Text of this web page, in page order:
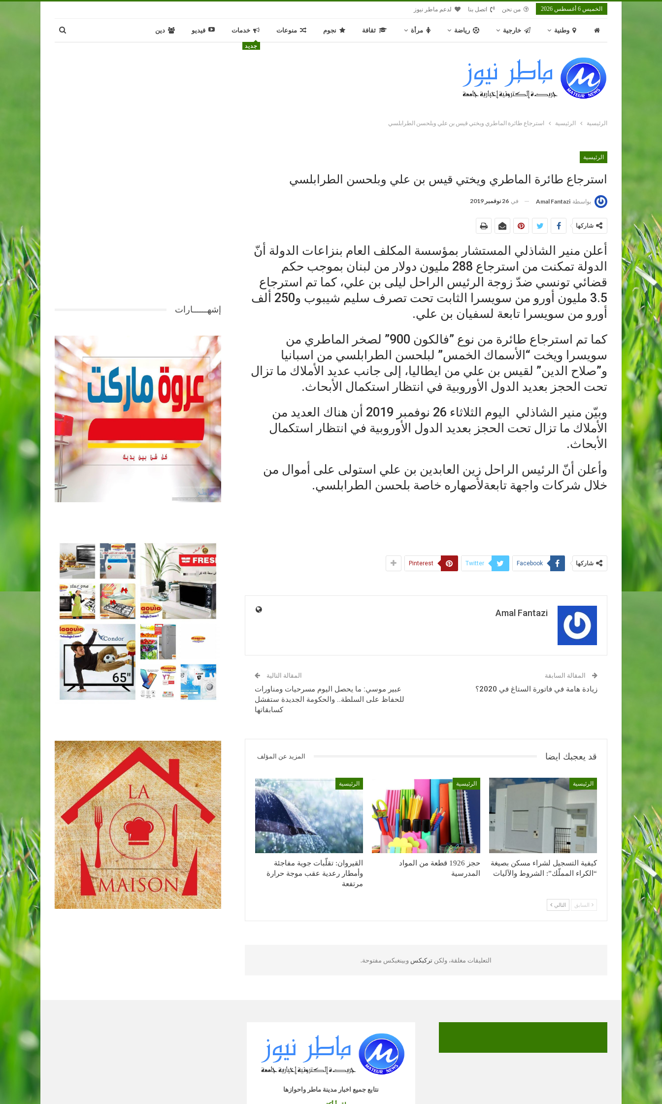
الخميس 6 أغسطس 2026 من نحن اتصل بنا لدعم ماطر نيوز
وطنية خارجية رياضة مرأة ثقافة نجوم منوعات خدمات
جديد
فيديو دين
الرئيسية الرئيسية استرجاع طائرة الماطري ويختي قيس بن علي وبلحسن الطرابلسي
الرئيسية
استرجاع طائرة الماطري ويختي قيس بن علي وبلحسن الطرابلسي
بواسطة Amal Fantazi في 26 نوفمبر 2019
شاركها
أعلن منير الشاذلي المستشار بمؤسسة المكلف العام بنزاعات الدولة أنّ
الدولة تمكنت من استرجاع 288 مليون دولار من لبنان بموجب حكم
قضائي تونسي ضدّ زوجة الرئيس الراحل ليلى بن علي، كما تم استرجاع
3.5 مليون أورو من سويسرا الثابت تحت تصرف سليم شيبوب و250 ألف
أورو من سويسرا تابعة لسفيان بن علي.
كما تم استرجاع طائرة من نوع ”فالكون 900” لصخر الماطري من
سويسرا ويخت “الأسماك الخمس” لبلحسن الطرابلسي من اسبانيا
و”صلاح الدين” لقيس بن علي من ايطاليا، إلى جانب عديد الأملاك ما تزال
تحت الحجز بعديد الدول الأوروبية في انتظار استكمال الأبحاث.
وبيّن منير الشاذلي اليوم الثلاثاء 26 نوفمبر 2019 أن هناك العديد من
الأملاك ما تزال تحت الحجز بعديد الدول الأوروبية في انتظار استكمال
الأبحاث.
وأعلن أنّ الرئيس الراحل زين العابدين بن علي استولى على أموال من
خلال شركات واجهة تابعةلأصهاره خاصة بلحسن الطرابلسي.
شاركها Facebook
Twitter
Pinterest
Amal Fantazi
المقالة السابقة
زيادة هامة في فاتورة الستاغ في 2020؟
المقالة التالية
عبير موسي: ما يحصل اليوم مسرحيات ومناورات
للحفاظ على السلطة.. والحكومة الجديدة ستفشل
كسابقاتها
قد يعجبك ايضا المزيد عن المؤلف
الرئيسية
كيفية التسجيل لشراء مسكن بصيغة
“الكراء المملّك”: الشروط والآليات
الرئيسية
حجز 1926 قطعة من المواد
المدرسية
الرئيسية
القيروان: تقلّبات جوية مفاجئة
وأمطار رعدية عقب موجة حرارة
مرتفعة
السابق التالي
التعليقات مغلقة، ولكن تركبكس وبينغبكس مفتوحة.
إشهــــــارات
نتابع جميع اخبار مدينة ماطر واحوازها